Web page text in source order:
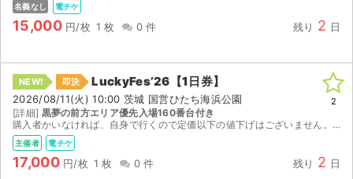
チケットジャムの取り組み
名義なし 電チケ
15,000 円/枚 1 枚 0 件 残り 2 日
NEW! 即決 LuckyFes’26【1日券】
2026/08/11(火) 10:00 茨城 国営ひたち海浜公園
[詳細] 黒夢の前方エリア優先入場160番台付き
購入者かいなければ、自身で行くので定価以下の値下げはございません。 イープラスのスマチケで分配いたします。 前方エリア優先入場券はラッキーフェスのアプリに分配いたします
主催者 電チケ
17,000 円/枚 1 枚 0 件 残り 2 日
2